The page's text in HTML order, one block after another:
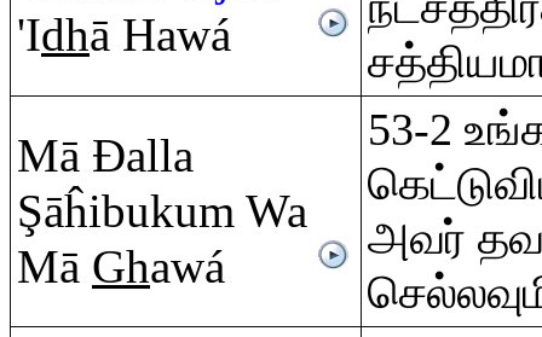
'Idhā Hawá
Mā Đalla
Şāĥibukum Wa
Mā Ghawá
53-2
அவர்